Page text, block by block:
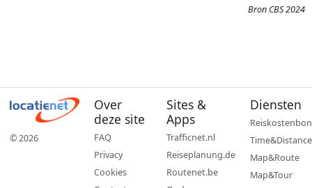
Bron CBS 2024
© 2026
Over
deze site
FAQ
Privacy
Cookies
Sites &
Apps
Trafficnet.nl
Reiseplanung.de
Routenet.be
Diensten
Reiskostenbon
Time&Distance
Map&Route
Map&Tour